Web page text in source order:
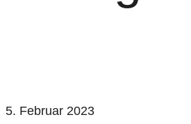
5. Februar 2023